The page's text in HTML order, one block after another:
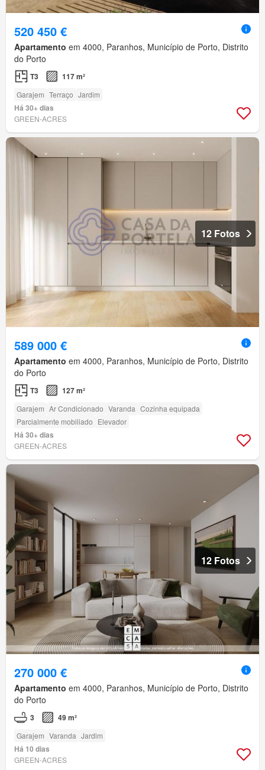
520 450 €
Apartamento em 4000, Paranhos, Município de Porto, Distrito
do Porto
T3 117 m²
Garajem Terraço Jardim
Há 30+ dias
GREEN-ACRES
12 Fotos
589 000 €
Apartamento em 4000, Paranhos, Município de Porto, Distrito
do Porto
T3 127 m²
Garajem Ar Condicionado Varanda Cozinha equipada
Parcialmente mobiliado Elevador
Há 30+ dias
GREEN-ACRES
12 Fotos
270 000 €
Apartamento em 4000, Paranhos, Município de Porto, Distrito
do Porto
3 49 m²
Garajem Varanda Jardim
Há 10 dias
GREEN-ACRES